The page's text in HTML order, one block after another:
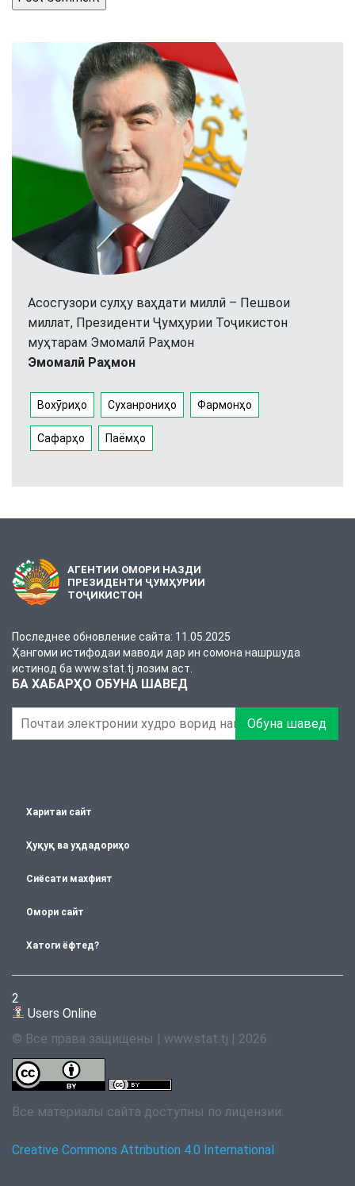
Асосгузори сулҳу ваҳдати миллӣ – Пешвои
миллат, Президенти Ҷумҳурии Тоҷикистон
муҳтарам Эмомалӣ Раҳмон
Эмомалӣ Раҳмон
Вохӯриҳо Суханрониҳо Фармонҳо
Сафарҳо Паёмҳо
АГЕНТИИ ОМОРИ НАЗДИ
ПРЕЗИДЕНТИ ҶУМҲУРИИ
ТОҶИКИСТОН
Последнее обновление сайта: 11.05.2025
Ҳангоми истифодаи маводи дар ин сомона нашршуда
истинод ба www.stat.tj лозим аст.
БА ХАБАРҲО ОБУНА ШАВЕД
Обуна шавед
Харитаи сайт
Ҳуқуқ ва уҳдадориҳо
Сиёсати махфият
Омори сайт
Хатоги ёфтед?
2
Users Online
© Все права защищены | www.stat.tj | 2026
Все материалы сайта доступны по лицензии:
Creative Commons Attribution 4.0 International